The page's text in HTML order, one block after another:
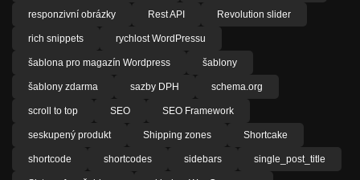
responzivní obrázky Rest API Revolution slider
rich snippets rychlost WordPressu
šablona pro magazín Wordpress šablony
šablony zdarma sazby DPH schema.org
scroll to top SEO SEO Framework
seskupený produkt Shipping zones Shortcake
shortcode shortcodes sidebars single_post_title